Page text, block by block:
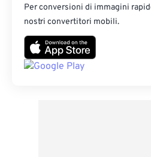
Per conversioni di immagini
nostri convertitori mobili.